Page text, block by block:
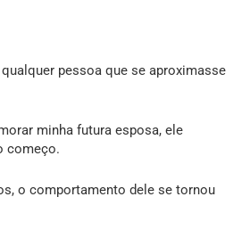
pessoa que se aproximasse
minha futura esposa, ele
começo.
o comportamento dele se tornou